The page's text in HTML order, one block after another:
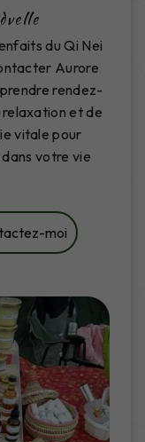
du Qi Nei
Aurore
rendez-
et de
vitale pour
votre vie
moi